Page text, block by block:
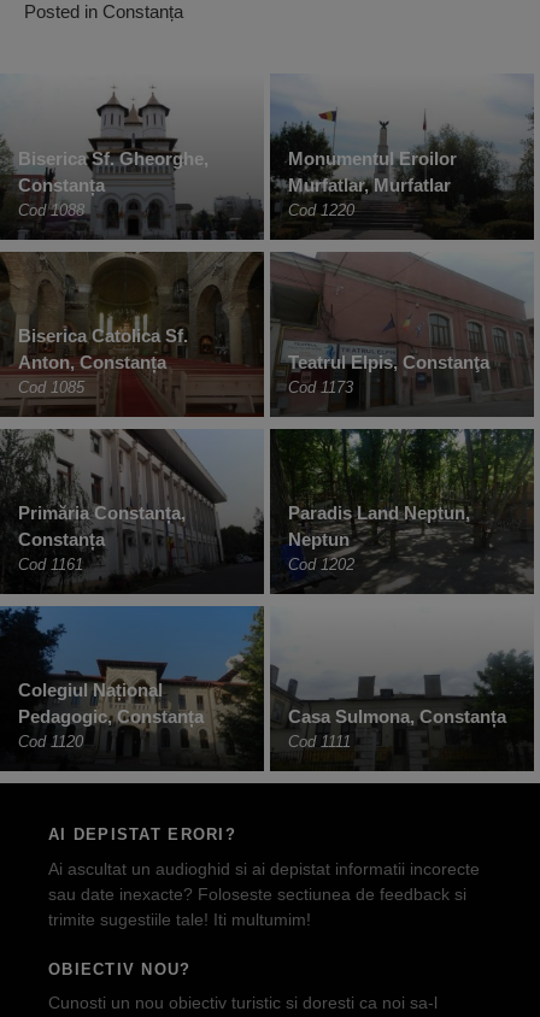
Posted in Constanța
Biserica Sf. Gheorghe,
Constanța
Cod 1088
Monumentul Eroilor
Murfatlar, Murfatlar
Cod 1220
Biserica Catolica Sf.
Anton, Constanța
Cod 1085
Teatrul Elpis, Constanţa
Cod 1173
Primăria Constanța,
Constanța
Cod 1161
Paradis Land Neptun,
Neptun
Cod 1202
Colegiul Național
Pedagogic, Constanța
Cod 1120
Casa Sulmona, Constanța
Cod 1111
AI DEPISTAT ERORI?
Ai ascultat un audioghid si ai depistat informatii incorecte
sau date inexacte? Foloseste sectiunea de feedback si
trimite sugestiile tale! Iti multumim!
OBIECTIV NOU?
Cunosti un nou obiectiv turistic si doresti ca noi sa-l